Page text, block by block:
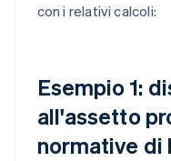
con i relativi calcoli:
Esempio 1:
all'assetto
normative di